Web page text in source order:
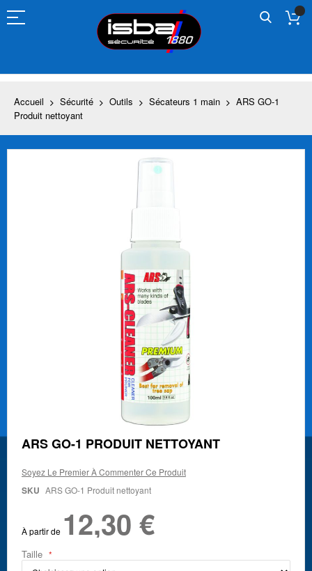
au
contenu
Accueil Sécurité Outils Sécateurs 1 main
ARS GO-1
Produit nettoyant
Skip
to
beginning
of
ARS GO-1 PRODUIT NETTOYANT
Soyez Le Premier À Commenter Ce Produit
SKU ARS GO-1 Produit nettoyant
À partir de 12,30 €
Taille